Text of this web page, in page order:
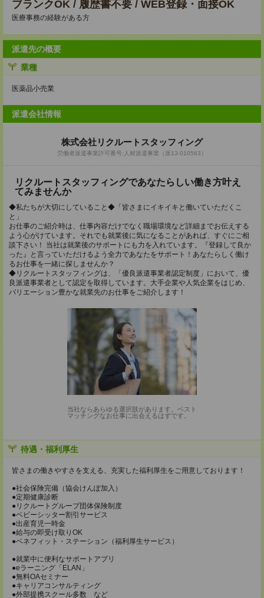
ブランクOK / 履歴書不要 / WEB登録・面接OK
医療事務の経験がある方
派遣先の概要
業種
医薬品小売業
派遣会社情報
株式会社リクルートスタッフィング
労働者派遣事業許可番号:人材派遣事業（派13-010563）
リクルートスタッフィングであなたらしい働き方叶え
てみませんか
◆私たちが大切にしていること◆「皆さまにイキイキと働いていただくこ
と」
お仕事のご紹介時は、仕事内容だけでなく職場環境など詳細までお伝えする
よう心がけています。それでも就業後に気になることがあれば、すぐにご相
談下さい！ 当社は就業後のサポートにも力を入れています。『登録して良か
った』と言っていただけるよう全力であなたをサポート！あなたらしく働け
るお仕事を一緒に探しませんか？
◆リクルートスタッフィングは、「優良派遣事業者認定制度」において、優
良派遣事業者として認定を取得しています。大手企業や人気企業をはじめ、
バリエーション豊かな就業先のお仕事をご紹介します！
当社ならあらゆる選択肢があります。ベスト
マッチングなお仕事に出会えるはずです。
待遇・福利厚生
皆さまの働きやすさを支える、充実した福利厚生をご用意しております！
●社会保険完備（協会けんぽ加入）
●定期健康診断
●リクルートグループ団体保険制度
●ベビーシッター割引サービス
●出産育児一時金
●給与の即受け取りOK
●ベネフィット・ステーション（福利厚生サービス）
●就業中に便利なサポートアプリ
●eラーニング「ELAN」
●無料OAセミナー
●キャリアコンサルティング
●外部提携スクール多数 など